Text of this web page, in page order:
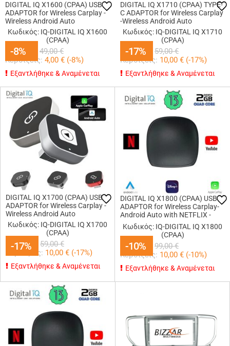
-8%
DIGITAL IQ X1600 (CPAA) USB
ADAPTOR for Wireless Carplay -
Wireless Android Auto
Κωδικός: IQ-DIGITAL IQ X1600
(CPAA)
45,00 49,00 €
Κερδίζεις: 4,00 € (-8%)
-8%
Εξαντλήθηκε & Αναμένεται
-17%
DIGITAL IQ X1710 (CPAA) TYPE-
C ADAPTOR for Wireless Carplay
-Wireless Android Auto
Κωδικός: IQ-DIGITAL IQ X1710
(CPAA)
49,00€ 59,00 €
Κερδίζεις: 10,00 € (-17%)
-17%
Εξαντλήθηκε & Αναμένεται
-17%
DIGITAL IQ X1700 (CPAA) USB
ADAPTOR for Wireless Carplay -
Wireless Android Auto
Κωδικός: IQ-DIGITAL IQ X1700
(CPAA)
49,00 59,00 €
Κερδίζεις: 10,00 € (-17%)
-17%
Εξαντλήθηκε & Αναμένεται
-10%
DIGITAL IQ X1800 (CPAA) USB
ADAPTOR for Wireless Carplay-
Android Auto with NETFLIX -
YOUTUBE - DISNEY+
Κωδικός: IQ-DIGITAL IQ X1800
(CPAA)
89,00€ 99,00 €
Κερδίζεις: 10,00 € (-10%)
-10%
Εξαντλήθηκε & Αναμένεται